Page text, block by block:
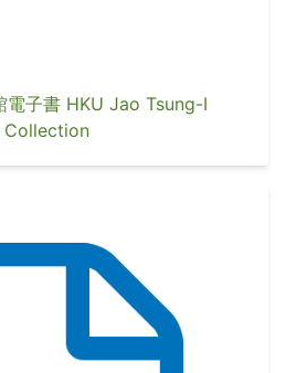
電子書 HKU Jao Tsung-I
Collection